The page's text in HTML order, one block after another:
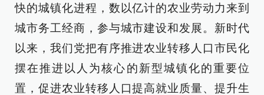
快的城镇化进程，数以亿计的农业劳动力来到
城市务工经商，参与城市建设和发展。新时代
以来，我们党把有序推进农业转移人口市民化
摆在推进以人为核心的新型城镇化的重要位
置，促进农业转移人口提高就业质量、提升生